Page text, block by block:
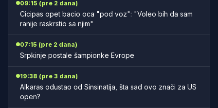
09:15 (pre 2 dana)
Cicipas opet bacio oca "pod voz": "Voleo bih da sam
ranije raskrstio sa njim"
07:15 (pre 2 dana)
Srpkinje postale šampionke Evrope
19:38 (pre 3 dana)
Alkaras odustao od Sinsinatija, šta sad ovo znači za US
open?